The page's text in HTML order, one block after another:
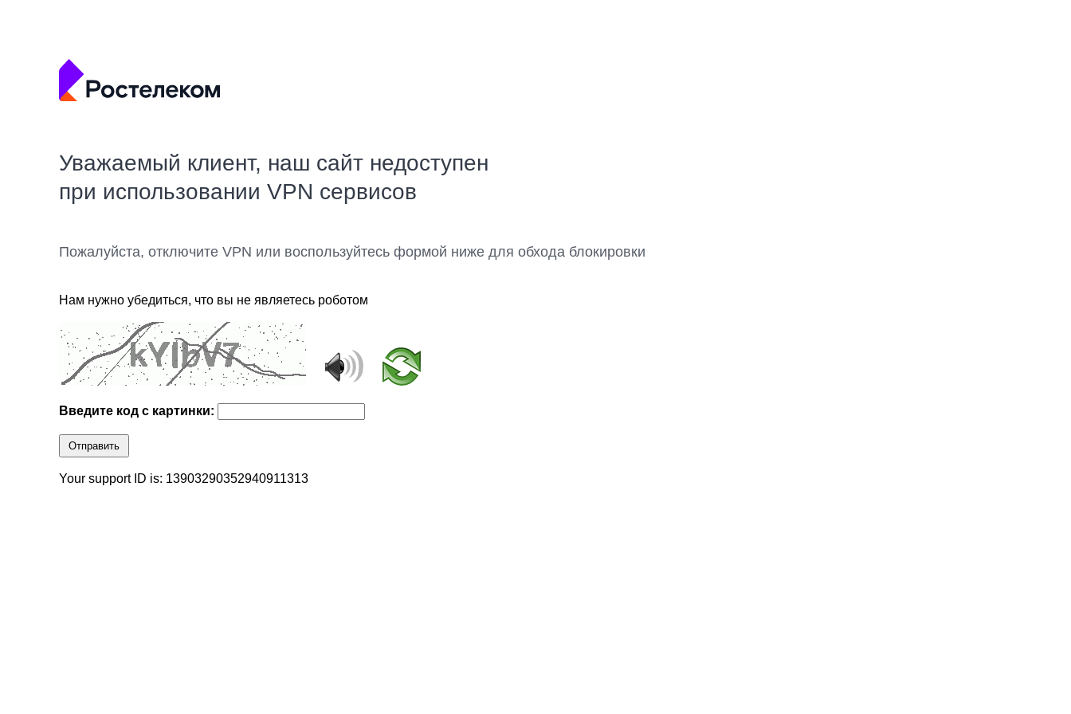
Уважаемый клиент, наш сайт недоступен
при использовании VPN сервисов
Пожалуйста, отключите VPN или воспользуйтесь формой ниже для обхода блокировки
Нам нужно убедиться, что вы не являетесь роботом
Введите код с картинки:
Отправить
Your support ID is: 13903290352940911313